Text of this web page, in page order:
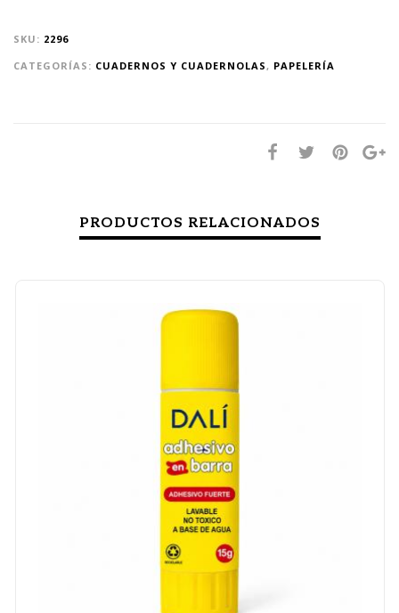
SKU: 2296
CATEGORÍAS: CUADERNOS Y CUADERNOLAS, PAPELERÍA
PRODUCTOS RELACIONADOS